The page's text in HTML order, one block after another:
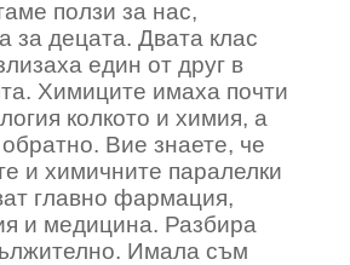
ползи за нас,
за децата. Двата клас
един от друг в
Химиците имаха почти
колкото и химия, а
Вие знаете, че
и химичните паралелки
главно фармация,
и медицина. Разбира
Имала съм